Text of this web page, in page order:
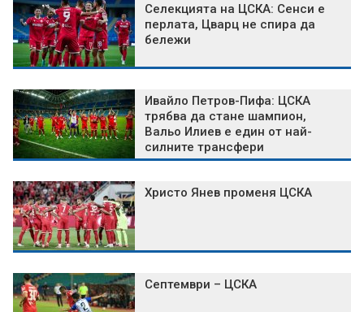
Селекцията на ЦСКА: Сенси е
перлата, Цварц не спира да
бележи
Ивайло Петров-Пифа: ЦСКА
трябва да стане шампион,
Вальо Илиев е един от най-
силните трансфери
Христо Янев променя ЦСКА
Септември – ЦСКА